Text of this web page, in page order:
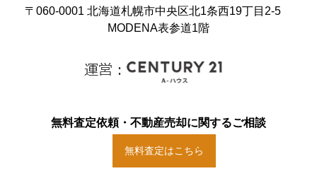
〒060-0001 北海道札幌市中央区北1条西19丁目2-5
MODENA表参道1階
無料査定依頼・不動産売却に関するご相談
無料査定はこちら